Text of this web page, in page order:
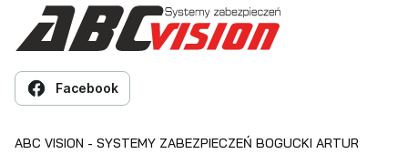
Facebook
ABC VISION - SYSTEMY ZABEZPIECZEŃ BOGUCKI ARTUR